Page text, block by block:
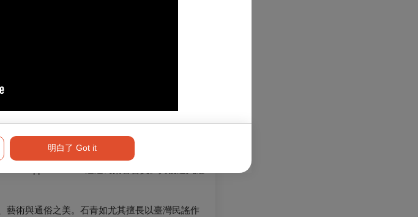
明白了 Got it
冰上之舞》獲J.O.C.兒童創作比賽優勝獎。
比賽優勝等，並以榜首考取第一志願國立臺灣
曲及鋼琴雙主修獲音樂碩士學位。在校時成績優
Pi Kappa Lambda 遴選為榮譽會員。其後進入紐
藝術與通俗之美。石青如尤其擅長以臺灣民謠作